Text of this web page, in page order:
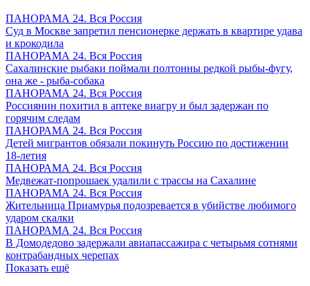
ПАНОРАМА 24. Вся Россия
Суд в Москве запретил пенсионерке держать в квартире удава
и крокодила
ПАНОРАМА 24. Вся Россия
Сахалинские рыбаки поймали полтонны редкой рыбы-фугу,
она же - рыба-собака
ПАНОРАМА 24. Вся Россия
Россиянин похитил в аптеке виагру и был задержан по
горячим следам
ПАНОРАМА 24. Вся Россия
Детей мигрантов обязали покинуть Россию по достижении
18-летия
ПАНОРАМА 24. Вся Россия
Медвежат-попрошаек удалили с трассы на Сахалине
ПАНОРАМА 24. Вся Россия
Жительница Приамурья подозревается в убийстве любимого
ударом скалки
ПАНОРАМА 24. Вся Россия
В Домодедово задержали авиапассажира с четырьмя сотнями
контрабандных черепах
Показать ещё